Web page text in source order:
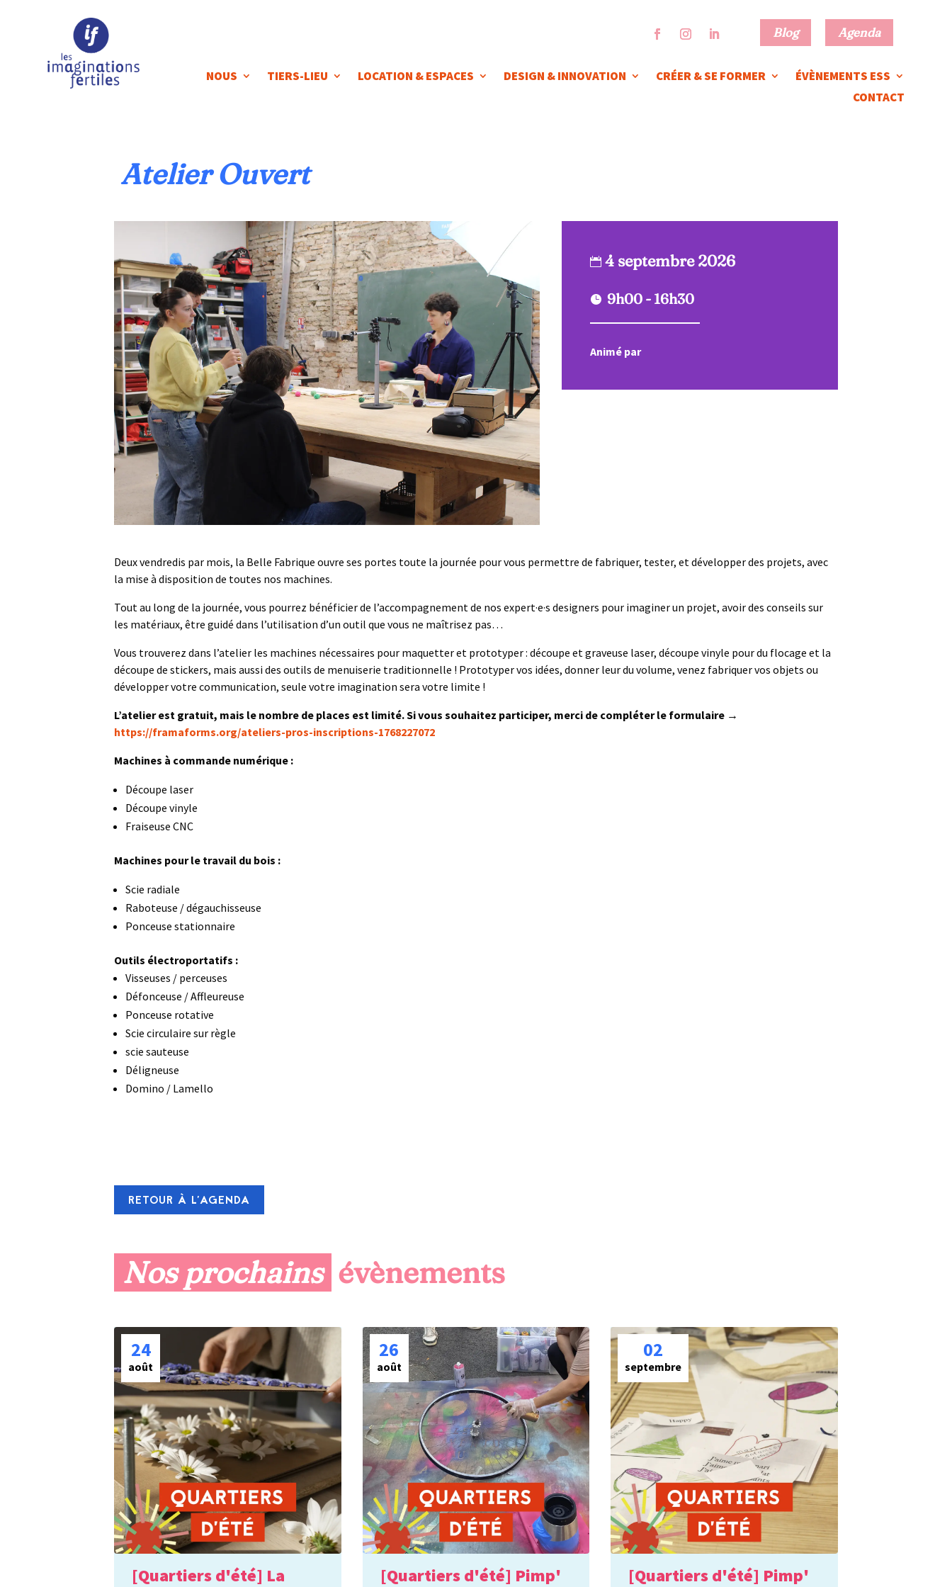
Blog Agenda
NOUS TIERS-LIEU LOCATION & ESPACES DESIGN & INNOVATION CRÉER & SE FORMER
ÉVÈNEMENTS ESS
CONTACT
Atelier Ouvert
4 septembre 2026
9h00 - 16h30
Animé par
Deux vendredis par mois, la Belle Fabrique ouvre ses portes toute la journée pour vous permettre de fabriquer, tester, et développer des projets, avec
la mise à disposition de toutes nos machines.
Tout au long de la journée, vous pourrez bénéficier de l’accompagnement de nos expert·e·s designers pour imaginer un projet, avoir des conseils sur
les matériaux, être guidé dans l’utilisation d’un outil que vous ne maîtrisez pas…
Vous trouverez dans l’atelier les machines nécessaires pour maquetter et prototyper : découpe et graveuse laser, découpe vinyle pour du flocage et la
découpe de stickers, mais aussi des outils de menuiserie traditionnelle ! Prototyper vos idées, donner leur du volume, venez fabriquer vos objets ou
développer votre communication, seule votre imagination sera votre limite !
L’atelier est gratuit, mais le nombre de places est limité. Si vous souhaitez participer, merci de compléter le formulaire →
https://framaforms.org/ateliers-pros-inscriptions-1768227072
Machines à commande numérique :
Découpe laser
Découpe vinyle
Fraiseuse CNC
Machines pour le travail du bois :
Scie radiale
Raboteuse / dégauchisseuse
Ponceuse stationnaire
Outils électroportatifs :
Visseuses / perceuses
Défonceuse / Affleureuse
Ponceuse rotative
Scie circulaire sur règle
scie sauteuse
Déligneuse
Domino / Lamello
RETOUR À L'AGENDA
Nos prochains évènements
24
août
[Quartiers d'été] La
26
août
[Quartiers d'été] Pimp'
02
septembre
[Quartiers d'été] Pimp'